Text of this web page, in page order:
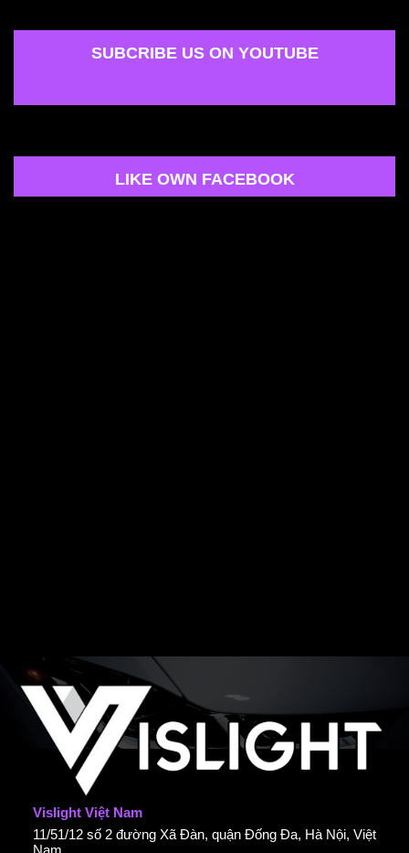
SUBCRIBE US ON YOUTUBE
LIKE OWN FACEBOOK
Vislight Việt Nam
11/51/12 số 2 đường Xã Đàn, quận Đống Đa, Hà Nội, Việt